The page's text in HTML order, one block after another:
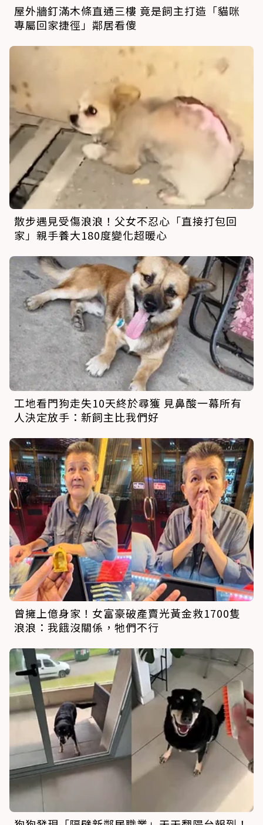
屋外牆釘滿木條直通三樓 竟是飼主打造「貓咪
專屬回家捷徑」鄰居看傻
散步遇見受傷浪浪！父女不忍心「直接打包回
家」親手養大180度變化超暖心
工地看門狗走失10天終於尋獲 見鼻酸一幕所有
人決定放手：新飼主比我們好
曾擁上億身家！女富豪破產賣光黃金救1700隻
浪浪：我餓沒關係，牠們不行